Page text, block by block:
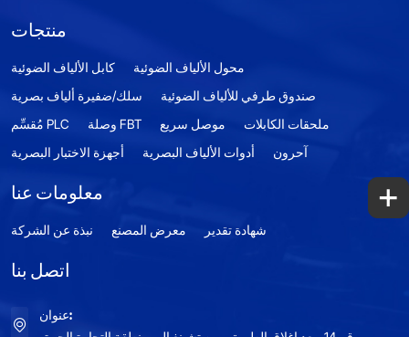
منتجات
كابل الألياف الضوئية
محول الألياف الضوئية
سلك/ضفيرة ألياف بصرية
صندوق طرفي للألياف الضوئية
مُقسِّم PLC
وصلة FBT موصل سريع
ملحقات الكابلات
أجهزة الاختبار البصرية
أدوات الألياف البصرية آحرون
معلومات عنا
نبذة عن الشركة معرض المصنع شهادة تقدير
اتصل بنا
عنوان:
+